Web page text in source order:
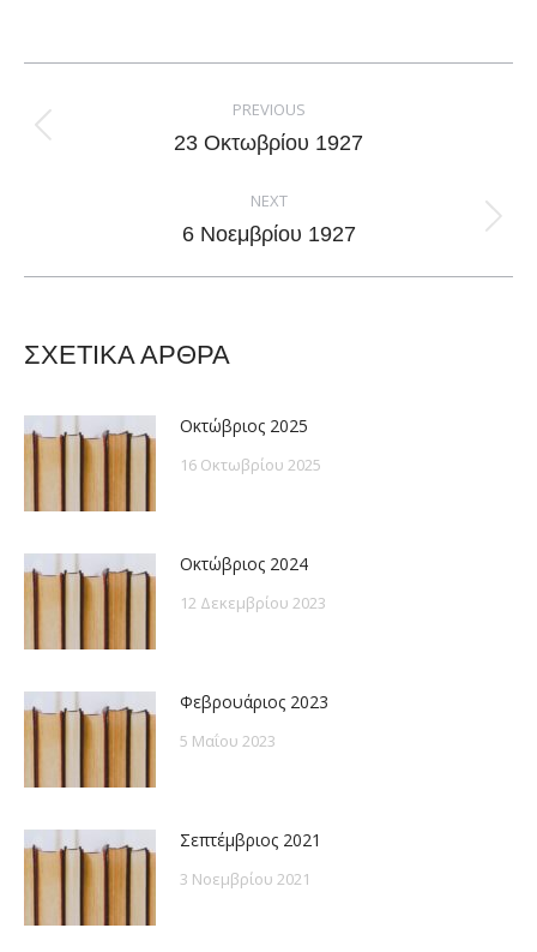
Facebook
X
PinterestLinkedIn
navigation
PREVIOUS
Previous
23 Οκτωβρίου 1927
NEXT
Next
6 Νοεμβρίου 1927
ΣΧΕΤΙΚΑ ΑΡΘΡΑ
Οκτώβριος 2025
16 Οκτωβρίου 2025
Οκτώβριος 2024
12 Δεκεμβρίου 2023
Φεβρουάριος 2023
5 Μαΐου 2023
Σεπτέμβριος 2021
3 Νοεμβρίου 2021